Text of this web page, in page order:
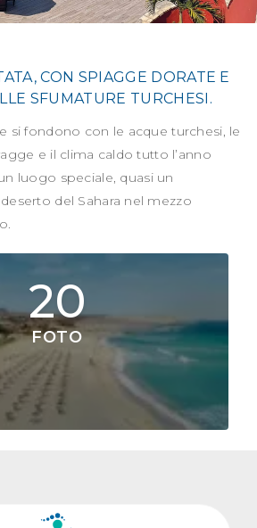
CON SPIAGGE DORATE E
SFUMATURE TURCHESI.
si fondono con le acque turchesi, le
e il clima caldo tutto l’anno
luogo speciale, quasi un
del Sahara nel mezzo
20
FOTO